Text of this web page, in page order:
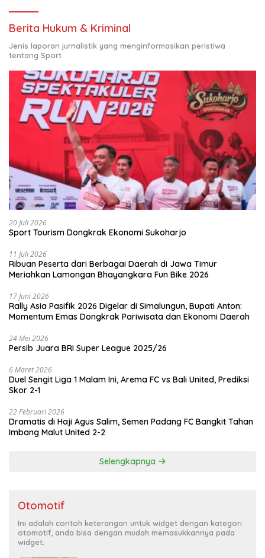
Berita Hukum & Kriminal
Jenis laporan jurnalistik yang menginformasikan peristiwa
tentang Sport
20 Juli 2026
Sport Tourism Dongkrak Ekonomi Sukoharjo
11 Juli 2026
Ribuan Peserta dari Berbagai Daerah di Jawa Timur
Meriahkan Lamongan Bhayangkara Fun Bike 2026
17 Juni 2026
Rally Asia Pasifik 2026 Digelar di Simalungun, Bupati Anton:
Momentum Emas Dongkrak Pariwisata dan Ekonomi Daerah
24 Mei 2026
Persib Juara BRI Super League 2025/26
6 Maret 2026
Duel Sengit Liga 1 Malam Ini, Arema FC vs Bali United, Prediksi
Skor 2-1
22 Februari 2026
Dramatis di Haji Agus Salim, Semen Padang FC Bangkit Tahan
Imbang Malut United 2-2
Selengkapnya
Otomotif
Ini adalah contoh keterangan untuk widget dengan kategori
otomotif, anda bisa dengan mudah memasukkannya pada
widget.